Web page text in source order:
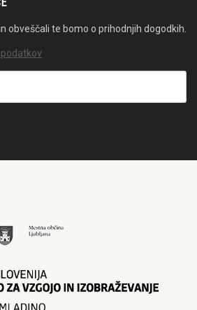
obveščali te bomo o prihodnjih dogodkih.